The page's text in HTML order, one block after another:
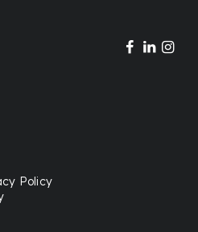
Policy